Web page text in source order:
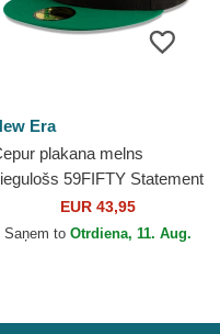
Era
plakana melns
59FIFTY Statement
no Boston Celtics NBA no
New Era
EUR 43,95
Saņem to Otrdiena, 11. Aug.